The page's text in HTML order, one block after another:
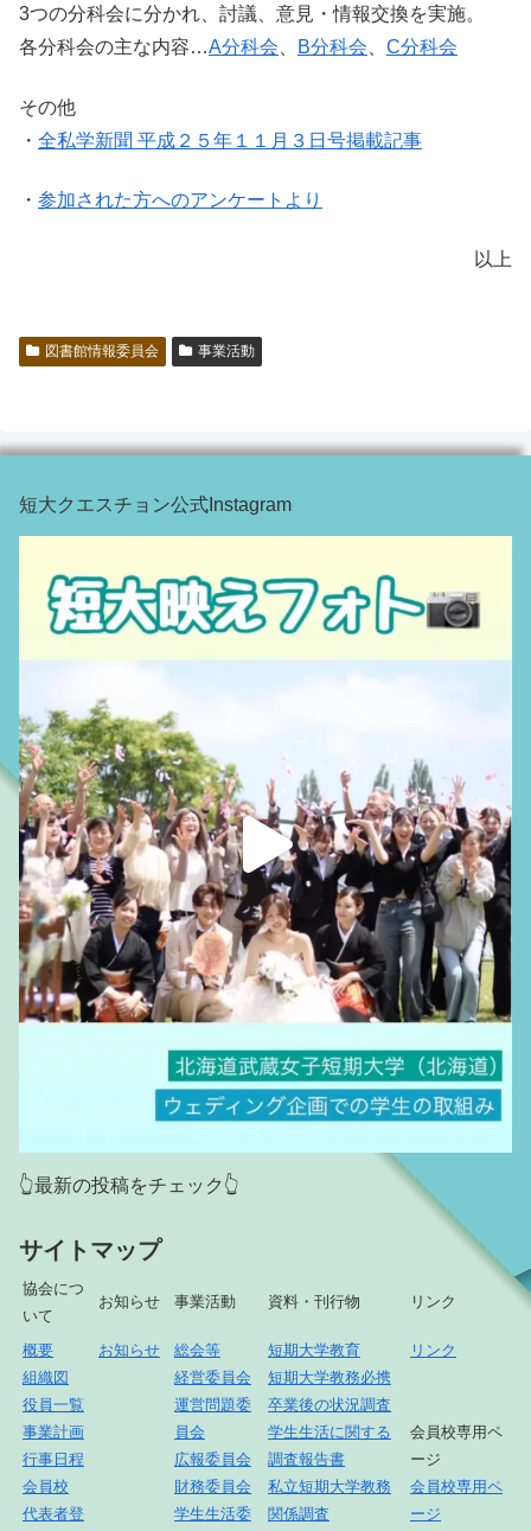
3つの分科会に分かれ、討議、意見・情報交換を実施。
各分科会の主な内容…A分科会 B分科会 C分科会
その他
・ 全私学新聞 平成２５年１１月３日号掲載記事
・ 参加された方へのアンケートより
以上
図書館情報委員会 事業活動
短大クエスチョン公式Instagram
👆最新の投稿をチェック👆
サイトマップ
協会につ
いて
お知らせ 事業活動 資料・刊行物 リンク
概要
組織図
役員一覧
事業計画
行事日程
会員校
代表者登
お知らせ
総会等
経営委員会
運営問題委
員会
広報委員会
財務委員会
学生生活委
短期大学教育
短期大学教務必携
卒業後の状況調査
学生生活に関する
調査報告書
私立短期大学教務
関係調査
リンク
会員校専用ペ
ージ
会員校専用ペ
ージ